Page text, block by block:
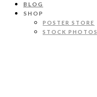
BLOG
SHOP
POSTER STORE
STOCK PHOTOS